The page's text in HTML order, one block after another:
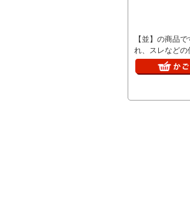
出来ない場合
日の場合は月
次の日になる
■I■キャンセル
商品説明や注意
る内容に関す
切お応え出来ません
の取引につい
【並】の商品
れ、スレなどの
です。 完璧に
りませんので
が有る事をご